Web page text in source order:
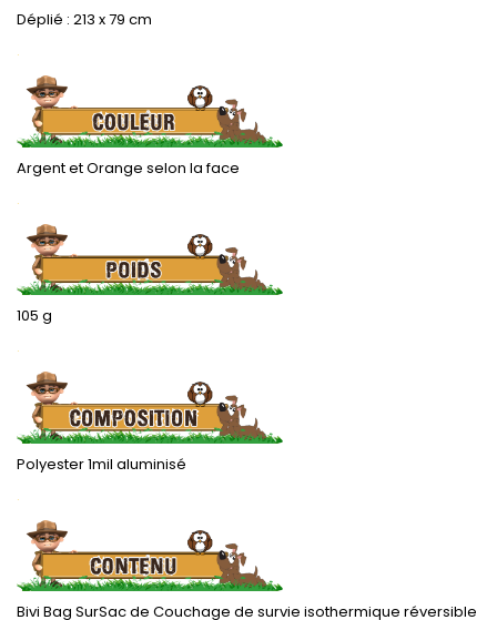
Déplié : 213 x 79 cm
.
Argent et Orange selon la face
.
105 g
.
Polyester 1mil aluminisé
.
Bivi Bag SurSac de Couchage de survie isothermique réversible